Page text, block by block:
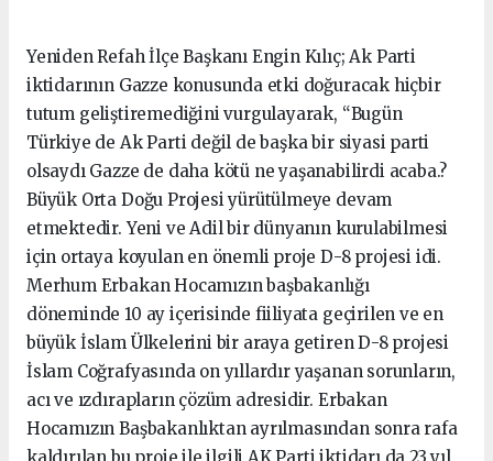
Yeniden Refah İlçe Başkanı Engin Kılıç; Ak Parti
iktidarının Gazze konusunda etki doğuracak hiçbir
tutum geliştiremediğini vurgulayarak, “Bugün
Türkiye de Ak Parti değil de başka bir siyasi parti
olsaydı Gazze de daha kötü ne yaşanabilirdi acaba.?
Büyük Orta Doğu Projesi yürütülmeye devam
etmektedir. Yeni ve Adil bir dünyanın kurulabilmesi
için ortaya koyulan en önemli proje D-8 projesi idi.
Merhum Erbakan Hocamızın başbakanlığı
döneminde 10 ay içerisinde fiiliyata geçirilen ve en
büyük İslam Ülkelerini bir araya getiren D-8 projesi
İslam Coğrafyasında on yıllardır yaşanan sorunların,
acı ve ızdırapların çözüm adresidir. Erbakan
Hocamızın Başbakanlıktan ayrılmasından sonra rafa
kaldırılan bu proje ile ilgili AK Parti iktidarı da 23 yıl